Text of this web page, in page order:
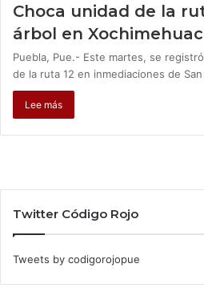
Choca unidad de la
árbol en
Puebla, Pue.- Este martes, se
de la ruta 12 en inmediaciones de
Lee más
Twitter Código Rojo
Tweets by codigorojopue